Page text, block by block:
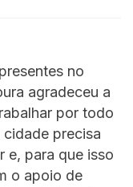
no
agradeceu a
por todo
precisa
e, para que isso
o apoio de